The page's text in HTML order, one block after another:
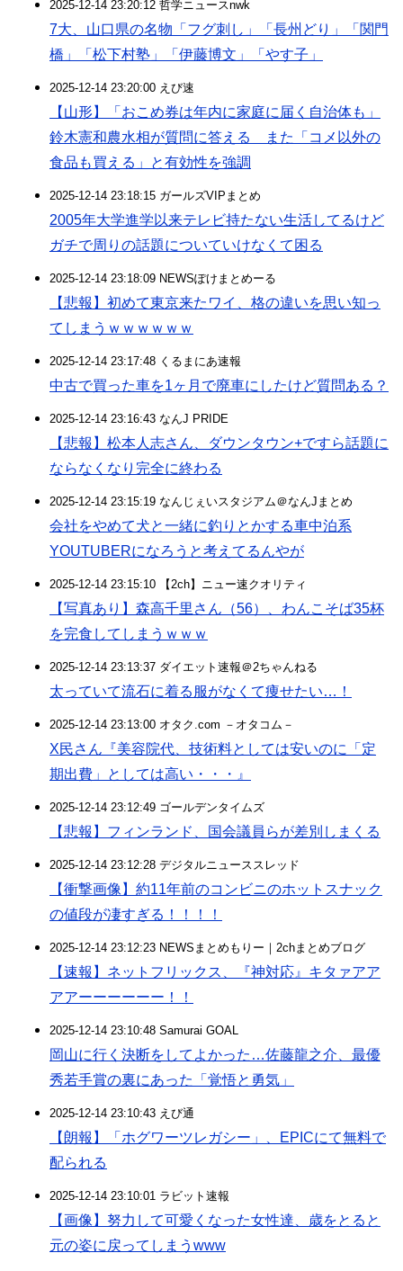
2025-12-14 23:20:12 哲学ニュースnwk
7大、山口県の名物「フグ刺し」「長州どり」「関門
橋」「松下村塾」「伊藤博文」「やす子」
2025-12-14 23:20:00 えび速
【山形】「おこめ券は年内に家庭に届く自治体も」
鈴木憲和農水相が質問に答える また「コメ以外の
食品も買える」と有効性を強調
2025-12-14 23:18:15 ガールズVIPまとめ
2005年大学進学以来テレビ持たない生活してるけど
ガチで周りの話題についていけなくて困る
2025-12-14 23:18:09 NEWSぽけまとめーる
【悲報】初めて東京来たワイ、格の違いを思い知っ
てしまうｗｗｗｗｗｗ
2025-12-14 23:17:48 くるまにあ速報
中古で買った車を1ヶ月で廃車にしたけど質問ある？
2025-12-14 23:16:43 なんJ PRIDE
【悲報】松本人志さん、ダウンタウン+ですら話題に
ならなくなり完全に終わる
2025-12-14 23:15:19 なんじぇいスタジアム＠なんJまとめ
会社をやめて犬と一緒に釣りとかする車中泊系
YOUTUBERになろうと考えてるんやが
2025-12-14 23:15:10 【2ch】ニュー速クオリティ
【写真あり】森高千里さん（56）、わんこそば35杯
を完食してしまうｗｗｗ
2025-12-14 23:13:37 ダイエット速報＠2ちゃんねる
太っていて流石に着る服がなくて痩せたい…！
2025-12-14 23:13:00 オタク.com －オタコム－
X民さん『美容院代、技術料としては安いのに「定
期出費」としては高い・・・』
2025-12-14 23:12:49 ゴールデンタイムズ
【悲報】フィンランド、国会議員らが差別しまくる
2025-12-14 23:12:28 デジタルニューススレッド
【衝撃画像】約11年前のコンビニのホットスナック
の値段が凄すぎる！！！！
2025-12-14 23:12:23 NEWSまとめもりー｜2chまとめブログ
【速報】ネットフリックス、『神対応』キタァアア
アアーーーーーー！！
2025-12-14 23:10:48 Samurai GOAL
岡山に行く決断をしてよかった…佐藤龍之介、最優
秀若手賞の裏にあった「覚悟と勇気」
2025-12-14 23:10:43 えび通
【朗報】「ホグワーツレガシー」、EPICにて無料で
配られる
2025-12-14 23:10:01 ラビット速報
【画像】努力して可愛くなった女性達、歳をとると
元の姿に戻ってしまうwww